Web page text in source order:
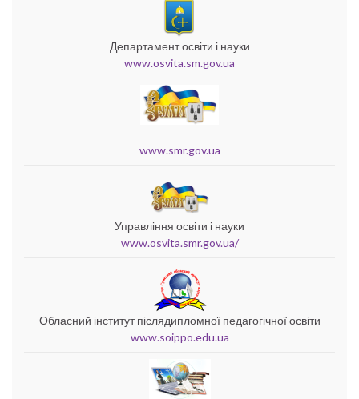
Департамент освіти і науки
www.osvita.sm.gov.ua
www.smr.gov.ua
Управління освіти і науки
www.osvita.smr.gov.ua/
Обласний інститут післядипломної педагогічної освіти
www.soippo.edu.ua